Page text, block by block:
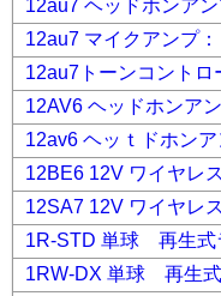
12au7 ヘッドホンア
12au7 マイクアンプ
12au7トーンコントロ
12AV6 ヘッドホンア
12av6 ヘッｔドホン
12BE6 12V ワイヤレ
12SA7 12V ワイヤレ
1R-STD 単球 再生式
1RW-DX 単球 再生